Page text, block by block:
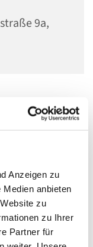
Anzeigen zu
anbieten
zu
zu Ihrer
Partner für
9a,